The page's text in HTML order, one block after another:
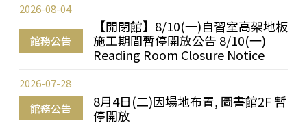
館務公告
【開閉館】8/10(一)自習室高架地板
施工期間暫停開放公告 8/10(一)
Reading Room Closure Notice
2026-08-04
館務公告
8月4日(二)因場地布置, 圖書館2F 暫
停開放
2026-07-28